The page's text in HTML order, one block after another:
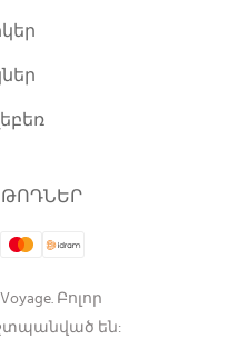
Բոլոր
են: